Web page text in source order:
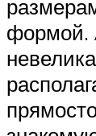
формой.